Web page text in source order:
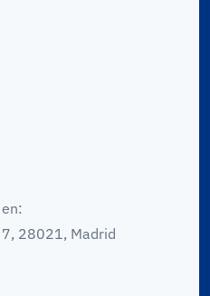
28021, Madrid